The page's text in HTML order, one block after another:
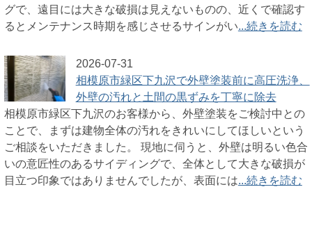
グで、遠目には大きな破損は見えないものの、近くで確認す
るとメンテナンス時期を感じさせるサインがい...続きを読む
2026-07-31
相模原市緑区下九沢で外壁塗装前に高圧洗浄、
外壁の汚れと土間の黒ずみを丁寧に除去
相模原市緑区下九沢のお客様から、外壁塗装をご検討中との
ことで、まずは建物全体の汚れをきれいにしてほしいという
ご相談をいただきました。 現地に伺うと、外壁は明るい色合
いの意匠性のあるサイディングで、全体として大きな破損が
目立つ印象ではありませんでしたが、表面には...続きを読む